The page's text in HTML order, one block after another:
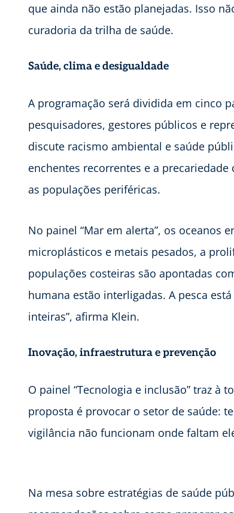
que ainda não estão planejadas. Isso
curadoria da trilha de saúde.
Saúde, clima e desigualdade
A programação será dividida em cinco
pesquisadores, gestores públicos e
discute racismo ambiental e saúde
enchentes recorrentes e a
as populações periféricas.
No painel “Mar em alerta”, os oceanos
microplásticos e metais pesados, a
populações costeiras são apontadas
humana estão interligadas. A pesca
inteiras”, afirma Klein.
Inovação, infraestrutura e prevenção
O painel “Tecnologia e inclusão” traz à
proposta é provocar o setor de saúde:
vigilância não funcionam onde faltam
Na mesa sobre estratégias de saúde